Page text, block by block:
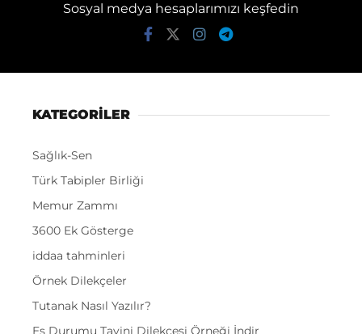
Sosyal medya hesaplarımızı keşfedin
KATEGORİLER
Sağlık-Sen
Türk Tabipler Birliği
Memur Zammı
3600 Ek Gösterge
iddaa tahminleri
Örnek Dilekçeler
Tutanak Nasıl Yazılır?
Eş Durumu Tayini Dilekçesi Örneği İndir